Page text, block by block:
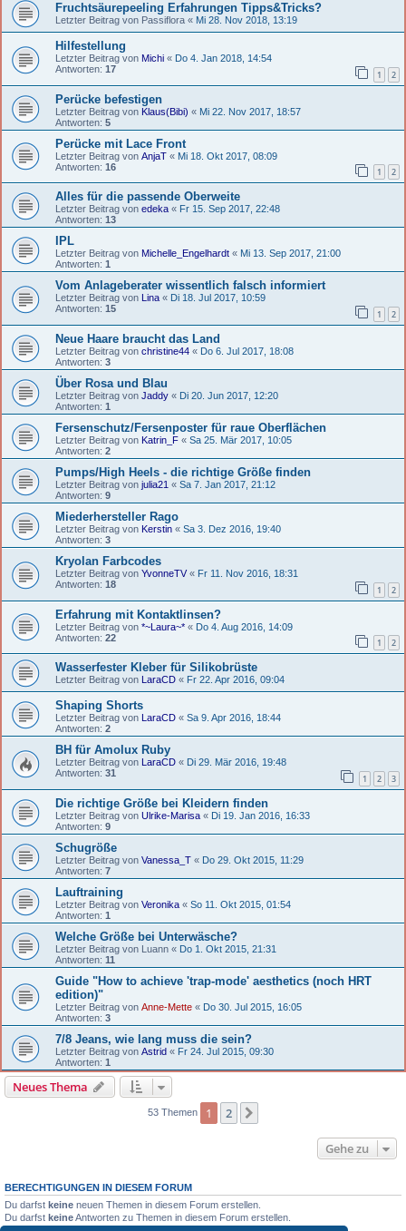
Fruchtsäurepeeling Erfahrungen Tipps&Tricks?
Letzter Beitrag von Passiflora « Mi 28. Nov 2018, 13:19
Hilfestellung
Letzter Beitrag von Michi « Do 4. Jan 2018, 14:54
Antworten: 17 1 2
Perücke befestigen
Letzter Beitrag von Klaus(Bibi) « Mi 22. Nov 2017, 18:57
Antworten: 5
Perücke mit Lace Front
Letzter Beitrag von AnjaT « Mi 18. Okt 2017, 08:09
Antworten: 16 1 2
Alles für die passende Oberweite
Letzter Beitrag von edeka « Fr 15. Sep 2017, 22:48
Antworten: 13
IPL
Letzter Beitrag von Michelle_Engelhardt « Mi 13. Sep 2017, 21:00
Antworten: 1
Vom Anlageberater wissentlich falsch informiert
Letzter Beitrag von Lina « Di 18. Jul 2017, 10:59
Antworten: 15 1 2
Neue Haare braucht das Land
Letzter Beitrag von christine44 « Do 6. Jul 2017, 18:08
Antworten: 3
Über Rosa und Blau
Letzter Beitrag von Jaddy « Di 20. Jun 2017, 12:20
Antworten: 1
Fersenschutz/Fersenposter für raue Oberflächen
Letzter Beitrag von Katrin_F « Sa 25. Mär 2017, 10:05
Antworten: 2
Pumps/High Heels - die richtige Größe finden
Letzter Beitrag von julia21 « Sa 7. Jan 2017, 21:12
Antworten: 9
Miederhersteller Rago
Letzter Beitrag von Kerstin « Sa 3. Dez 2016, 19:40
Antworten: 3
Kryolan Farbcodes
Letzter Beitrag von YvonneTV« Fr 11. Nov 2016, 18:31
Antworten: 18 1 2
Erfahrung mit Kontaktlinsen?
Letzter Beitrag von *~Laura~* « Do 4. Aug 2016, 14:09
Antworten: 22 1 2
Wasserfester Kleber für Silikobrüste
Letzter Beitrag von LaraCD « Fr 22. Apr 2016, 09:04
Shaping Shorts
Letzter Beitrag von LaraCD « Sa 9. Apr 2016, 18:44
Antworten: 2
BH für Amolux Ruby
Letzter Beitrag von LaraCD « Di 29. Mär 2016, 19:48
Antworten: 31 1 2 3
Die richtige Größe bei Kleidern finden
Letzter Beitrag von Ulrike-Marisa « Di 19. Jan 2016, 16:33
Antworten: 9
Schugröße
Letzter Beitrag von Vanessa_T « Do 29. Okt 2015, 11:29
Antworten: 7
Lauftraining
Letzter Beitrag von Veronika « So 11. Okt 2015, 01:54
Antworten: 1
Welche Größe bei Unterwäsche?
Letzter Beitrag von Luann « Do 1. Okt 2015, 21:31
Antworten: 11
Guide "How to achieve 'trap-mode' aesthetics (noch HRT
edition)"
Letzter Beitrag von Anne-Mette « Do 30. Jul 2015, 16:05
Antworten: 3
7/8 Jeans, wie lang muss die sein?
Letzter Beitrag von Astrid « Fr 24. Jul 2015, 09:30
Antworten: 1
Neues Thema
53 Themen 1 2
Gehe zu
BERECHTIGUNGEN IN DIESEM FORUM
Du darfst keine neuen Themen in diesem Forum erstellen.
Du darfst keineAntworten zu Themen in diesem Forum erstellen.